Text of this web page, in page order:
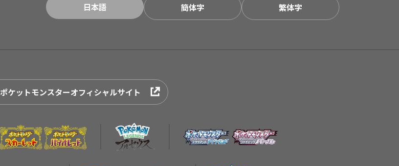
日本語 簡体字 繁体字
ポケットモンスターオフィシャルサイト